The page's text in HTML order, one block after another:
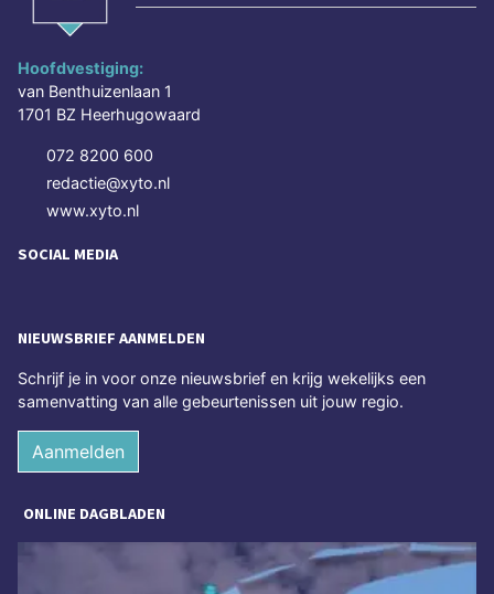
Hoofdvestiging:
van Benthuizenlaan 1
1701 BZ Heerhugowaard
072 8200 600
redactie@xyto.nl
www.xyto.nl
SOCIAL MEDIA
NIEUWSBRIEF AANMELDEN
Schrijf je in voor onze nieuwsbrief en krijg wekelijks een
samenvatting van alle gebeurtenissen uit jouw regio.
Aanmelden
ONLINE DAGBLADEN